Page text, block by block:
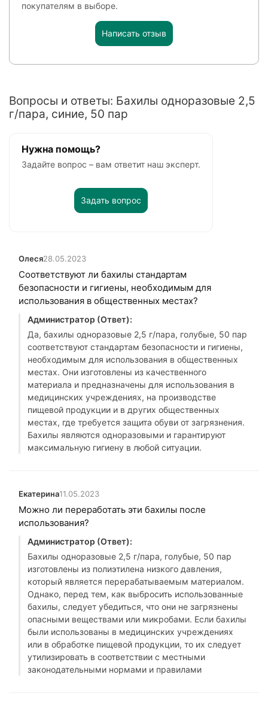
покупателям в выборе.
Написать отзыв
Вопросы и ответы: Бахилы одноразовые 2,5
г/пара, синие, 50 пар
Нужна помощь?
Задайте вопрос – вам ответит наш эксперт.
Задать вопрос
Олеся28.05.2023
Соответствуют ли бахилы стандартам
безопасности и гигиены, необходимым для
использования в общественных местах?
Администратор (Ответ):
Да, бахилы одноразовые 2,5 г/пара, голубые, 50 пар
соответствуют стандартам безопасности и гигиены,
необходимым для использования в общественных
местах. Они изготовлены из качественного
материала и предназначены для использования в
медицинских учреждениях, на производстве
пищевой продукции и в других общественных
местах, где требуется защита обуви от загрязнения.
Бахилы являются одноразовыми и гарантируют
максимальную гигиену в любой ситуации.
Екатерина11.05.2023
Можно ли переработать эти бахилы после
использования?
Администратор (Ответ):
Бахилы одноразовые 2,5 г/пара, голубые, 50 пар
изготовлены из полиэтилена низкого давления,
который является перерабатываемым материалом.
Однако, перед тем, как выбросить использованные
бахилы, следует убедиться, что они не загрязнены
опасными веществами или микробами. Если бахилы
были использованы в медицинских учреждениях
или в обработке пищевой продукции, то их следует
утилизировать в соответствии с местными
законодательными нормами и правилами